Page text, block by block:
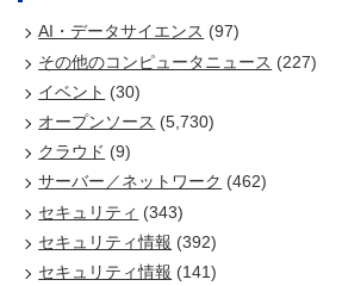
AI・データサイエンス (97)
その他のコンピュータニュース (227)
イベント (30)
オープンソース (5,730)
クラウド (9)
サーバー／ネットワーク (462)
セキュリティ (343)
セキュリティ情報 (392)
セキュリティ情報 (141)